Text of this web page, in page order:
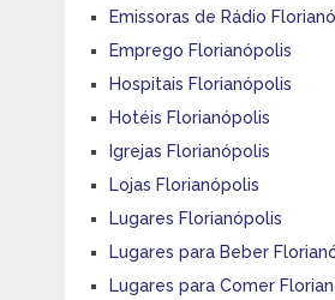
Emissoras de Rádio
Emprego Florianópolis
Hospitais Florianópolis
Hotéis Florianópolis
Igrejas Florianópolis
Lojas Florianópolis
Lugares Florianópolis
Lugares para Beber
Lugares para Comer